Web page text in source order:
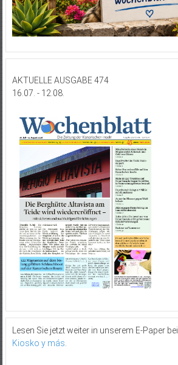
AKTUELLE AUSGABE 474
16.07. - 12.08.
Lesen Sie jetzt weiter in unserem E-Paper bei
Kiosko y más.